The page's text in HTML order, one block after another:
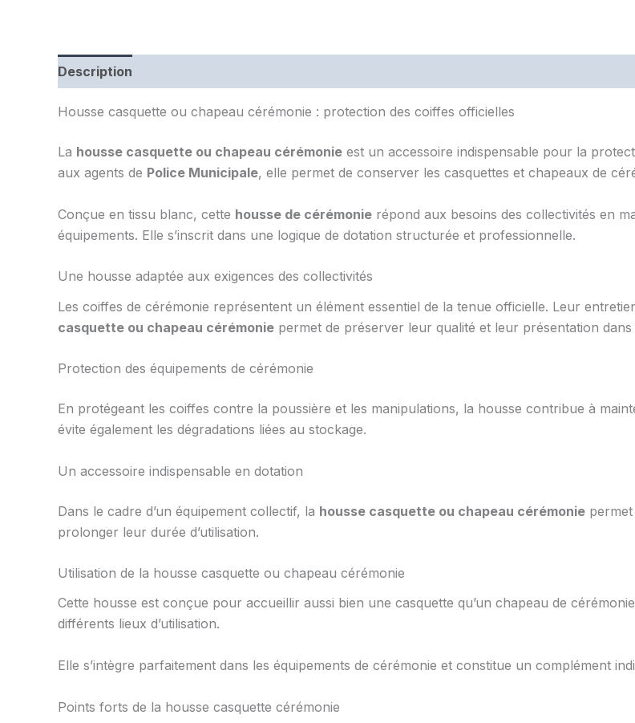
Description
Housse casquette ou chapeau cérémonie : protection des coiffes officielles
La housse casquette ou chapeau cérémonie est un accessoire indispensable pour la
aux agents de Police Municipale, elle permet de conserver les casquettes et chapeaux de
Conçue en tissu blanc, cette housse de cérémonie répond aux besoins des collectivités en
équipements. Elle s’inscrit dans une logique de dotation structurée et professionnelle.
Une housse adaptée aux exigences des collectivités
Les coiffes de cérémonie représentent un élément essentiel de la tenue officielle. Leur
casquette ou chapeau cérémonie permet de préserver leur qualité et leur présentation dans
Protection des équipements de cérémonie
En protégeant les coiffes contre la poussière et les manipulations, la housse contribue à
évite également les dégradations liées au stockage.
Un accessoire indispensable en dotation
Dans le cadre d’un équipement collectif, la housse casquette ou chapeau cérémonie
prolonger leur durée d’utilisation.
Utilisation de la housse casquette ou chapeau cérémonie
Cette housse est conçue pour accueillir aussi bien une casquette qu’un chapeau de
différents lieux d’utilisation.
Elle s’intègre parfaitement dans les équipements de cérémonie et constitue un complément
Points forts de la housse casquette cérémonie